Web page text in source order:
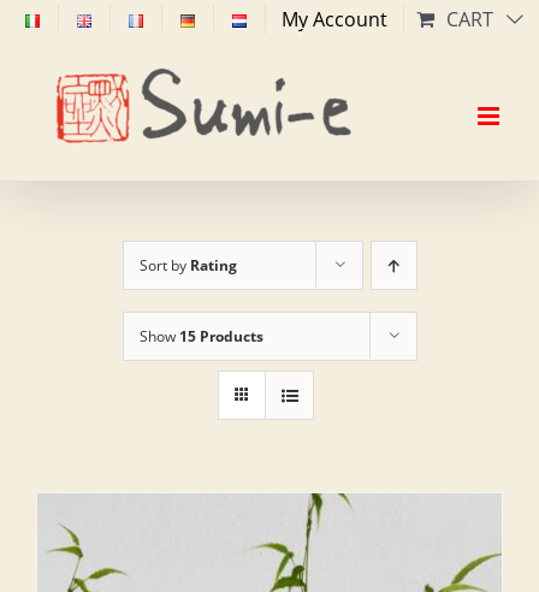
Skip
content
My Account CART
Sort by Rating
Show 15 Products